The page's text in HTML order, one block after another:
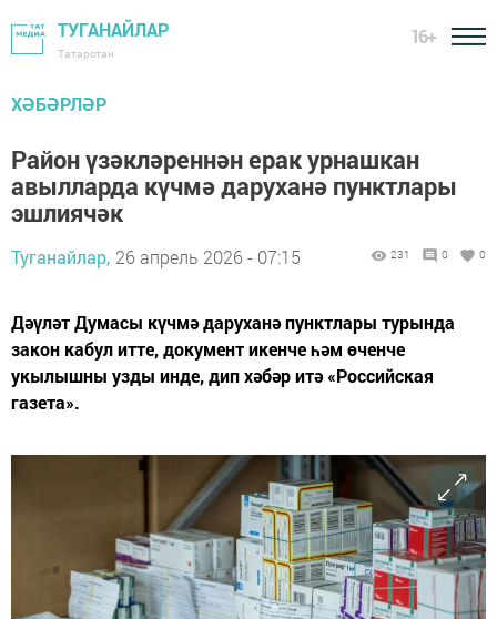
ТУГАНАЙЛАР
Татарстан
16+
ХӘБӘРЛӘР
Район үзәкләреннән ерак урнашкан
авылларда күчмә даруханә пунктлары
эшлиячәк
Туганайлар, 26 апрель 2026 - 07:15 231 0 0
Дәүләт Думасы күчмә даруханә пунктлары турында
закон кабул итте, документ икенче һәм өченче
укылышны узды инде, дип хәбәр итә «Российская
газета».